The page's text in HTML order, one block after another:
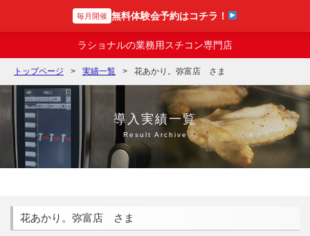
スチコンの達人
ラショナルの業務用スチコン専門店
トップページ 実績一覧 花あかり。弥富店 さま
導入実績一覧
Result Archive
花あかり。弥富店 さま
毎月開催 無料体験会予約はコチラ！